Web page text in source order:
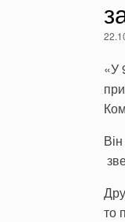
«У
то